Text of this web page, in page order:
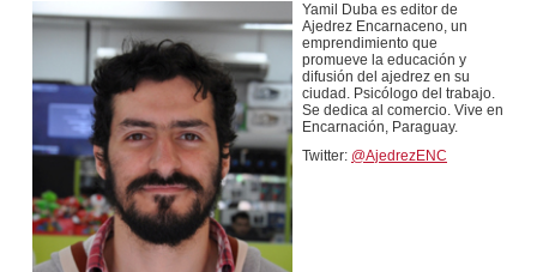
Yamil Duba es editor de
Ajedrez Encarnaceno, un
emprendimiento que
promueve la educación y
difusión del ajedrez en su
ciudad. Psicólogo del trabajo.
Se dedica al comercio. Vive en
Encarnación, Paraguay.
Twitter: @AjedrezENC